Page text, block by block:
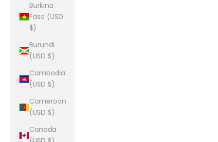
Burkina
Faso (USD
$)
Burundi
(USD $)
Cambodia
(USD $)
Cameroon
(USD $)
Canada